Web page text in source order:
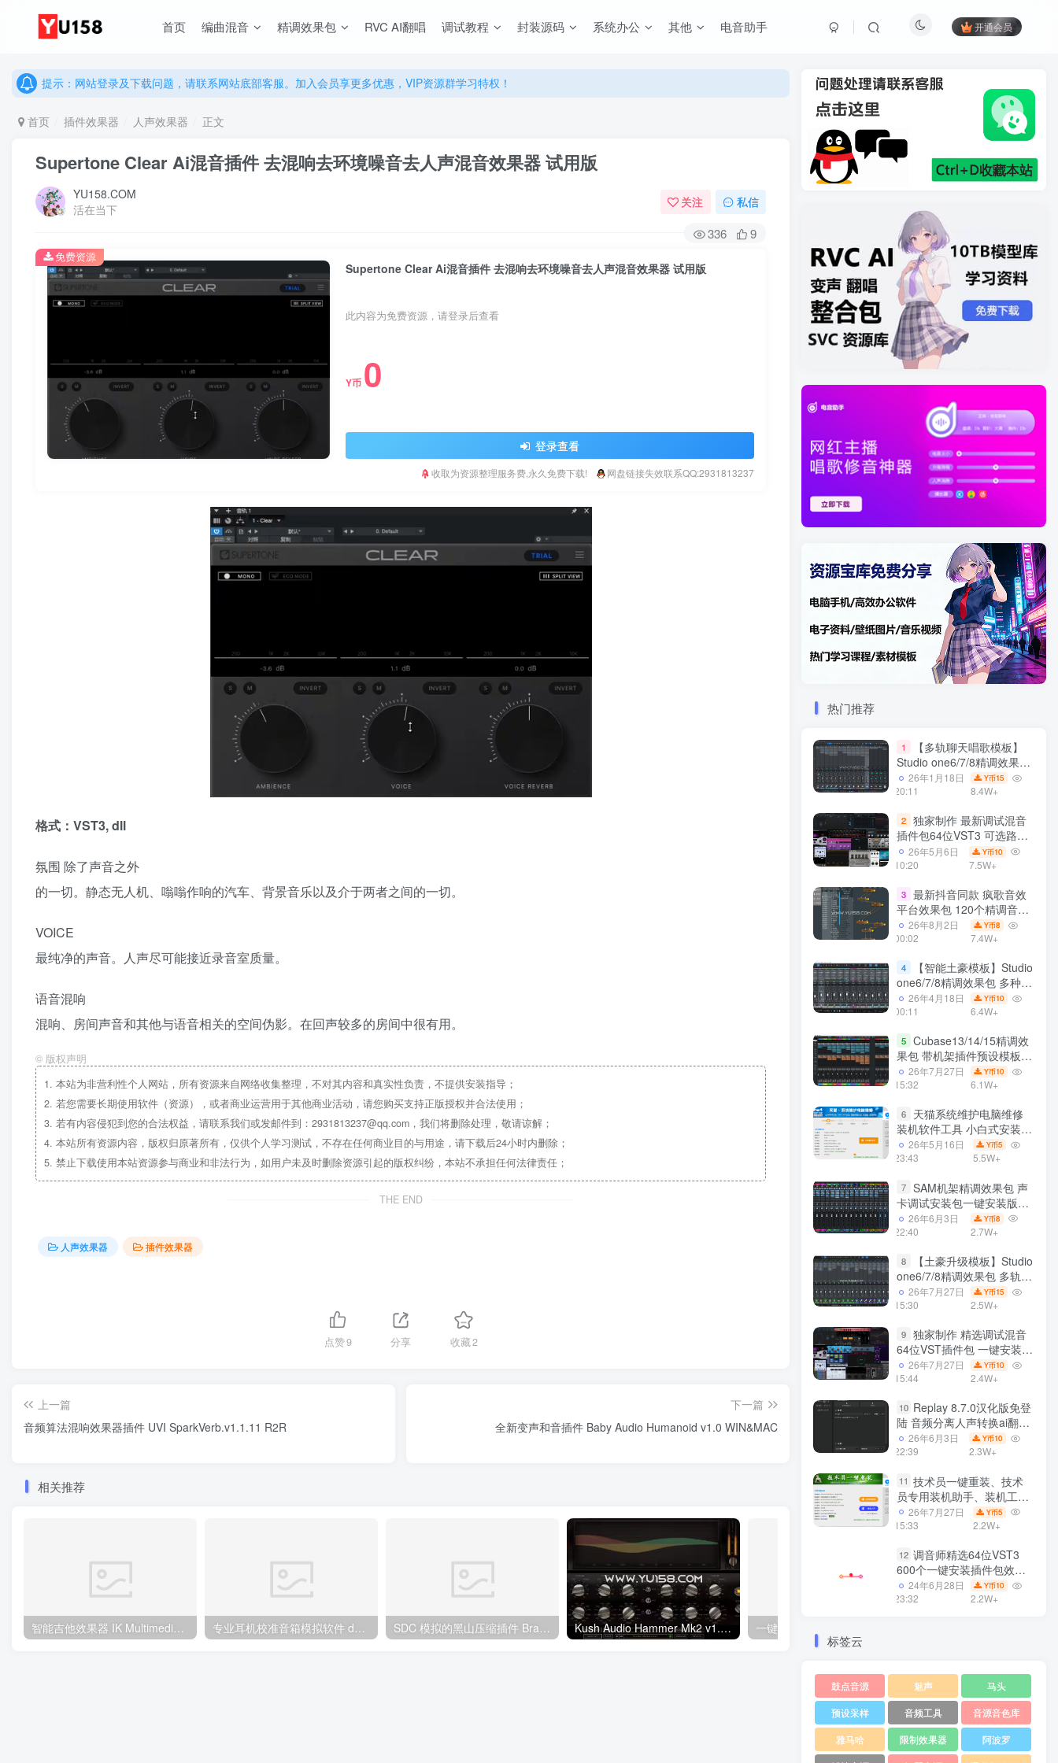
首页 编曲混音 精调效果包 RVC AI翻唱 调试教程 封装源码 系统办公 其他 电音助手 开通会员
提示：网站登录及下载问题，请联系网站底部客服。加入会员享更多优惠，VIP资源群学习特权！
提示：网站登录及下载问题，请联系网站底部客服。加入会员享更多优惠，VIP资源群学习特权！
首页 插件效果器 人声效果器 正文
Supertone Clear Ai混音插件 去混响去环境噪音去人声混音效果器 试用版
YU158.COM
活在当下
关注 私信
336 9
Supertone Clear Ai混音插件 去混响去环境噪音去人声混音效果器 试用版
此内容为免费资源，请登录后查看
Y币 0
登录查看
收取为资源整理服务费,永久免费下载! 网盘链接失效联系QQ:2931813237
免费资源
格式：VST3, dll
氛围 除了声音之外
的一切。静态无人机、嗡嗡作响的汽车、背景音乐以及介于两者之间的一切。
VOICE
最纯净的声音。人声尽可能接近录音室质量。
语音混响
混响、房间声音和其他与语音相关的空间伪影。在回声较多的房间中很有用。
© 版权声明
1. 本站为非营利性个人网站，所有资源来自网络收集整理，不对其内容和真实性负责，不提供安装指导；
2. 若您需要长期使用软件（资源），或者商业运营用于其他商业活动，请您购买支持正版授权并合法使用；
3. 若有内容侵犯到您的合法权益，请联系我们或发邮件到：2931813237@qq.com，我们将删除处理，敬请谅解；
4. 本站所有资源内容，版权归原著所有，仅供个人学习测试，不存在任何商业目的与用途，请下载后24小时内删除；
5. 禁止下载使用本站资源参与商业和非法行为，如用户未及时删除资源引起的版权纠纷，本站不承担任何法律责任；
THE END
人声效果器 插件效果器
点赞9 分享 收藏2
上一篇
音频算法混响效果器插件 UVI SparkVerb.v1.1.11 R2R
下一篇
全新变声和音插件 Baby Audio Humanoid v1.0 WIN&MAC
相关推荐
智能吉他效果器 IK Multimedia TONEX MAX v1.0.3 WIN/MAC 专业耳机校准音箱模拟软件 dSONIQ Realphones 2 Ultimate v2.0.24 WIN SDC 模拟的黑山压缩插件 Brainworx Win/MacOS Kush Audio Hammer Mk2 v1.0.0 ARM macOS
热门推荐
1
【多轨聊天唱歌模板】
Studio one6/7/8精调效果包
多种效果模式 声卡调试好直
播预设模板
26年1月18日
20:11
Y币15
8.4W+
2 独家制作 最新调试混音
插件包64位VST3 可选路径
一键安装550个效果器合集
v3.0 WiN 支持定制
26年5月6日
10:20
Y币10
7.5W+
3 最新抖音同款 疯歌音效
平台效果包 120个精调音效
包+软件自带170个音效
+600个插件 带安装教程全
26年8月2日
00:02
Y币8
7.4W+
4
【智能土豪模板】Studio
one6/7/8精调效果包 多种效
果模式可选 声卡调试好预设
带插件全套文件
26年4月18日
00:11
Y币10
6.4W+
5 Cubase13/14/15精调效
果包 带机架插件预设模板
声卡调试好效果工程文件
26年7月27日
15:32
Y币10
6.1W+
6
天猫系统维护电脑维修
装机软件工具 小白式安装
完全一键安装系统 电脑系统
装机软件 一键重装系统
26年5月16日
23:43
Y币5
5.5W+
7 SAM机架精调效果包 声
卡调试安装包一键安装版模
板 带插件预设效果文件
26年6月3日
22:40
Y币8
2.7W+
8
【土豪升级模板】Studio
one6/7/8精调效果包 多轨道
效果模式可选 声卡调试好预
设模板 带插件全套文件
26年7月27日
15:30
Y币15
2.5W+
9 独家制作 精选调试混音
64位VST插件包 一键安装
600个效果器合集v2.0 WiN
支持定制
26年7月27日
15:44
Y币10
2.4W+
10 Replay 8.7.0汉化版免登
陆 音频分离人声转换ai翻唱
支持50系显卡 一键安装
WiN
26年6月3日
22:39
Y币10
2.3W+
11 技术员一键重装、技术
员专用装机助手、装机工
具、电脑系统装机软件丶一
键安装系统
26年7月27日
15:33
Y币5
2.2W+
12 调音师精选64位VST3
600个一键安装插件包效果
器集合10G WiN
24年6月28日
23:32
Y币10
2.2W+
标签云
鼓点音源 魅声
马头
预设采样
音频工具
音源音色库
雅马哈
限制效果器
阿波罗